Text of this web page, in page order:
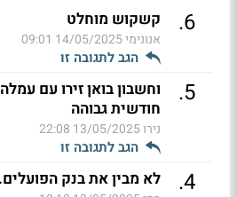
6
. קשקוש מוחלט
אנונימי14/05/2025 09:01
הגב לתגובה זו
5
.
וחשבון בואן זירו עם עמלה
חודשית גבוהה
נירו13/05/2025 22:08
הגב לתגובה זו
4
. לא מבין את בנק הפועלים.